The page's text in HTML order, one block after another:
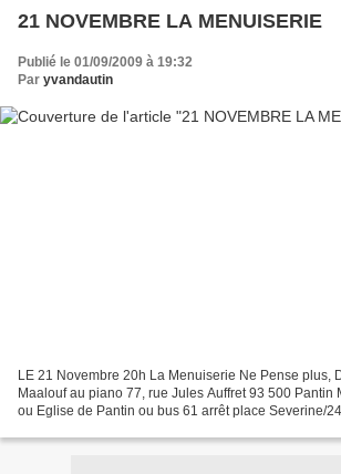
21 NOVEMBRE LA MENUISERIE
Publié le 01/09/2009 à 19:32
Par yvandautin
LE 21 Novembre 20h La Menuiserie Ne Pense plus,
Maalouf au piano 77, rue Jules Auffret 93 500 Pantin
ou Eglise de Pantin ou bus 61 arrêt place Severine/